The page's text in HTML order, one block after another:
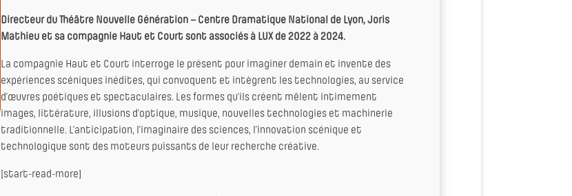
Directeur du Théâtre Nouvelle Génération – Centre Dramatique National de Lyon, Joris
Mathieu et sa compagnie Haut et Court sont associés à LUX de 2022 à 2024.
La compagnie Haut et Court interroge le présent pour imaginer demain et invente des
expériences scéniques inédites, qui convoquent et intègrent les technologies, au service
d’œuvres poétiques et spectaculaires. Les formes qu’ils créent mêlent intimement
images, littérature, illusions d’optique, musique, nouvelles technologies et machinerie
traditionnelle. L’anticipation, l’imaginaire des sciences, l’innovation scénique et
technologique sont des moteurs puissants de leur recherche créative.
[start-read-more]